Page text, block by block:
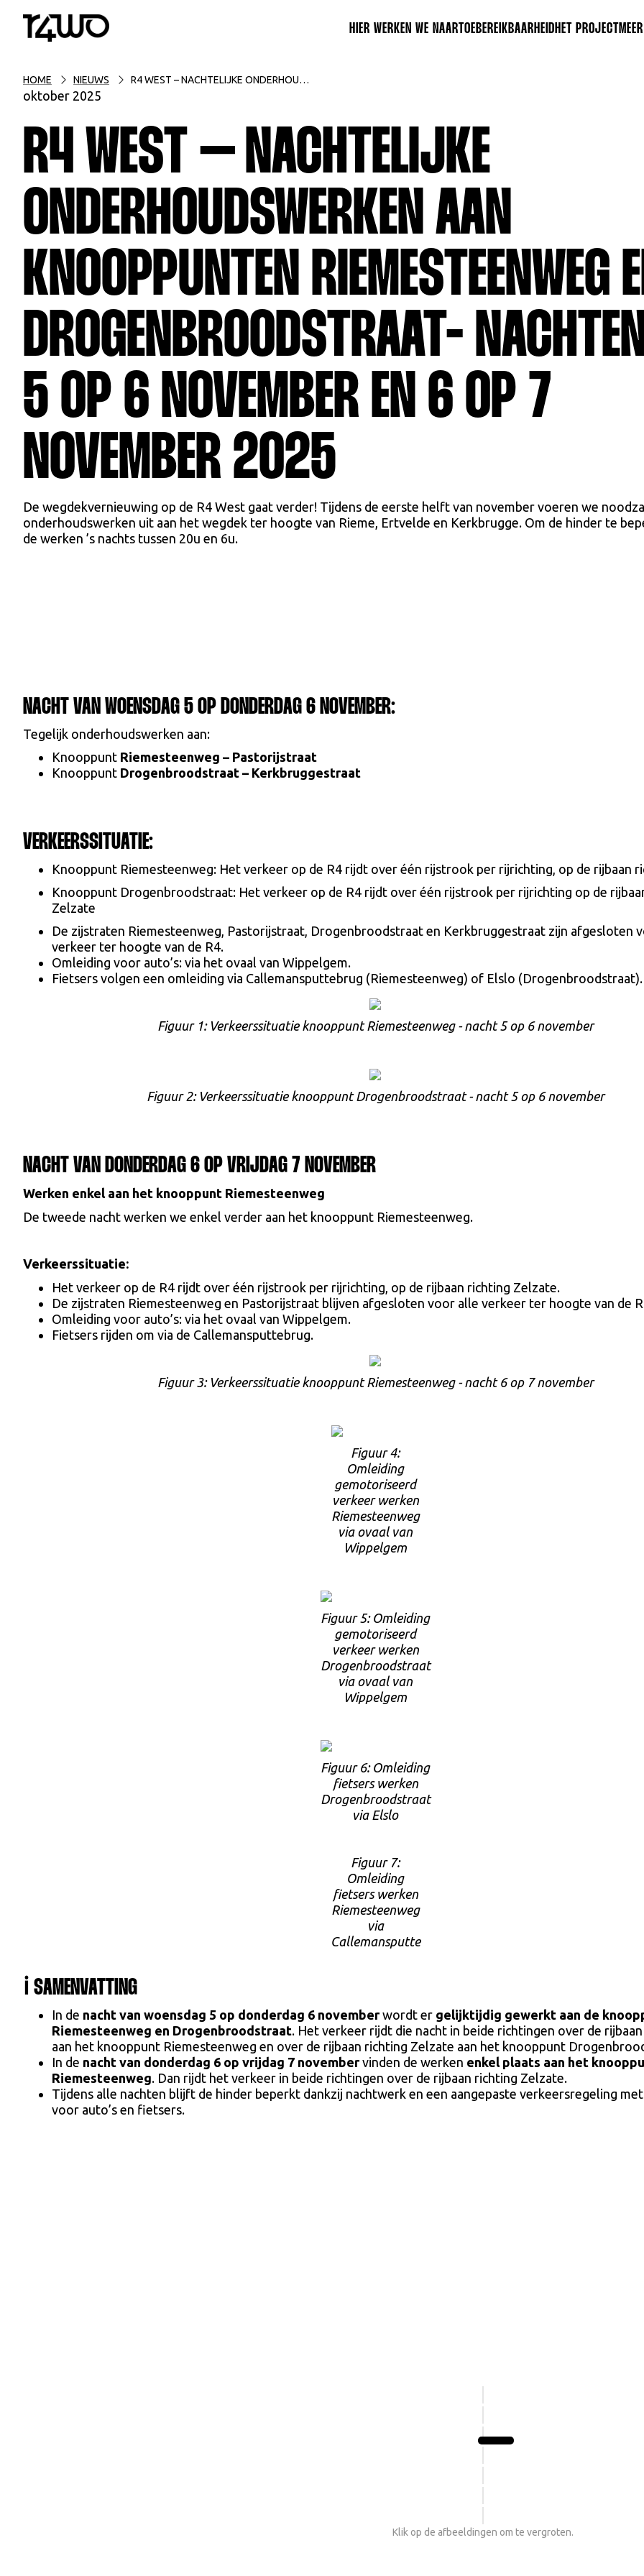
HIER WERKEN WE NAARTOE BEREIKBAARHEID HET PROJECT
HOME NIEUWS R4 WEST – NACHTELIJKE ONDERHOUDSWERKEN AAN KNOOPPUNTEN RIEMESTEENWEG EN DROGENBROODSTRAAT- NACHTEN VAN 5 OP 6 NOVEMBER EN 6 OP 7 NOVEMBER 2025
oktober 2025
R4 WEST – NACHTELIJKE
ONDERHOUDSWERKEN AAN
KNOOPPUNTEN RIEMESTEENWEG
DROGENBROODSTRAAT-
5 OP 6 NOVEMBER EN 6 OP 7
NOVEMBER 2025
De wegdekvernieuwing op de R4 West gaat verder! Tijdens de eerste helft van november voeren we
onderhoudswerken uit aan het wegdek ter hoogte van Rieme, Ertvelde en Kerkbrugge. Om de hinder te
de werken ’s nachts tussen 20u en 6u.
NACHT VAN WOENSDAG 5 OP DONDERDAG 6 NOVEMBER:
Tegelijk onderhoudswerken aan:
Knooppunt Riemesteenweg – Pastorijstraat
Knooppunt Drogenbroodstraat – Kerkbruggestraat
VERKEERSSITUATIE:
Knooppunt Riemesteenweg: Het verkeer op de R4 rijdt over één rijstrook per rijrichting, op de rijbaan
Knooppunt Drogenbroodstraat: Het verkeer op de R4 rijdt over één rijstrook per rijrichting op de
Zelzate
De zijstraten Riemesteenweg, Pastorijstraat, Drogenbroodstraat en Kerkbruggestraat zijn afgesloten
verkeer ter hoogte van de R4.
Omleiding voor auto’s: via het ovaal van Wippelgem.
Fietsers volgen een omleiding via Callemansputtebrug (Riemesteenweg) of Elslo (Drogenbroodstraat).
Figuur 1: Verkeerssituatie knooppunt Riemesteenweg - nacht 5 op 6 november
Figuur 2: Verkeerssituatie knooppunt Drogenbroodstraat - nacht 5 op 6 november
NACHT VAN DONDERDAG 6 OP VRIJDAG 7 NOVEMBER
Werken enkel aan het knooppunt Riemesteenweg
De tweede nacht werken we enkel verder aan het knooppunt Riemesteenweg.
Verkeerssituatie:
Het verkeer op de R4 rijdt over één rijstrook per rijrichting, op de rijbaan richting Zelzate.
De zijstraten Riemesteenweg en Pastorijstraat blijven afgesloten voor alle verkeer ter hoogte van de
Omleiding voor auto’s: via het ovaal van Wippelgem.
Fietsers rijden om via de Callemansputtebrug.
Figuur 3: Verkeerssituatie knooppunt Riemesteenweg - nacht 6 op 7 november
Figuur 4:
Omleiding
gemotoriseerd
verkeer werken
Riemesteenweg
via ovaal van
Wippelgem
Figuur 5: Omleiding
gemotoriseerd
verkeer werken
Drogenbroodstraat
via ovaal van
Wippelgem
Figuur 6: Omleiding
fietsers werken
Drogenbroodstraat
via Elslo
Figuur 7:
Omleiding
fietsers werken
Riemesteenweg
via
Callemansputte
ℹ️ SAMENVATTING
In de nacht van woensdag 5 op donderdag 6 novemberwordt er gelijktijdig gewerkt aan de
Riemesteenweg en Drogenbroodstraat. Het verkeer rijdt die nacht in beide richtingen over de
aan het knooppunt Riemesteenweg en over de rijbaan richting Zelzate aan het knooppunt
In de nacht van donderdag 6 op vrijdag 7 novembervinden de werken enkel plaats aan het
Riemesteenweg. Dan rijdt het verkeer in beide richtingen over de rijbaan richting Zelzate.
Tijdens alle nachten blijft de hinder beperkt dankzij nachtwerk en een aangepaste verkeersregeling
voor auto’s en fietsers.
Klik op de afbeeldingen om te vergroten.